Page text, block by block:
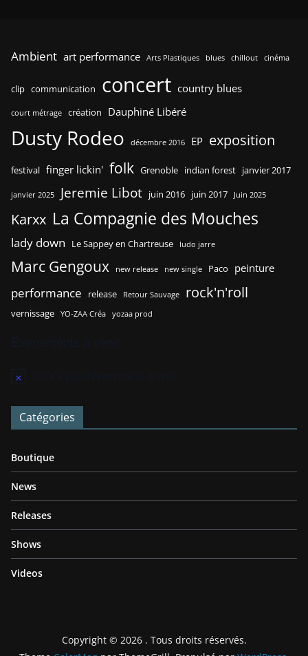
Ambient art performance Arts Plastiques blues chillout cinéma
clip communication concert country blues
court métrage création Dauphiné Libéré
Dusty Rodeo décembre 2016 EP exposition
festival finger lickin' folk Grenoble indian forest janvier 2017
janvier 2025 Jeremie Libot juin 2016 juin 2017 Juin 2025
Karxx La Compagnie des Mouches
lady down Le Sappey en Chartreuse ludo jarre
Marc Gengoux new release new single Paco peinture
performance release Retour Sauvage rock'n'roll
vernissage YO-ZAA Créa yozaa prod
N
t
c
Catégories
Boutique
News
Releases
Shows
Videos
Copyright © 2026 . Tous droits réservés.